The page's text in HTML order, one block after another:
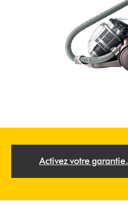
Activez votre garantie.